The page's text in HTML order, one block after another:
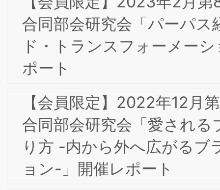
ョン課題を解決しエンゲージメントを高
めることの重要性」株式会社アスマーク
髙田和也 氏
【会員限定】2021年4月 第1回東京大阪
合同専門部会研究会 「DX化におけるオ
ンライン表示のブランド化とインター
ットドメインを経由した通信のセキュ
ティ」Com Laude株式会社 村上嘉隆氏
【会員限定】2020年12月 第5回東京専
部会委員会 「フードテックの社会実装